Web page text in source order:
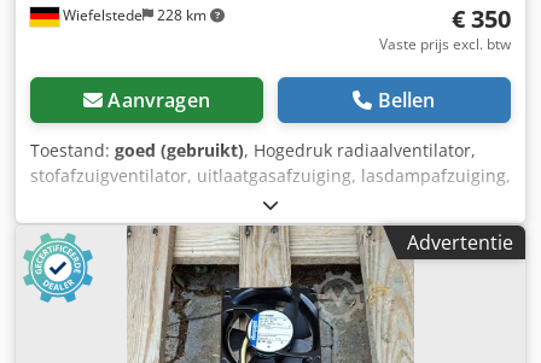
Wiefelstede 228 km € 350
Vaste prijs excl. btw
Aanvragen Bellen
Toestand: goed (gebruikt), Hogedruk radiaalventilator,
stofafzuigventilator, uitlaatgasafzuiging, lasdampafzuiging,
afzuiging, ventilator, drukventilator, vacuümventilator,
ventilatieventilator - Motorvermogen: 0,64 kW -
Luchtcapaciteit: ca. 45 m³/min - Aansluiting luchtkanaal:
285 x 140 mm - Aantal: 2 ventilatoren beschikbaar - Prijs:
per stuk - Afmetingen: 390/340/H340 mm Dksdpfx Aced
Eqadoker - Gewicht: 12 kg
Advertentie